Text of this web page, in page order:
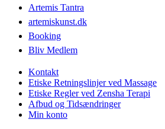
Artemis Tantra
artemiskunst.dk
Booking
Bliv Medlem
Kontakt
Etiske Retningslinjer ved Massage
Etiske Regler ved Zensha Terapi
Afbud og Tidsændringer
Min konto